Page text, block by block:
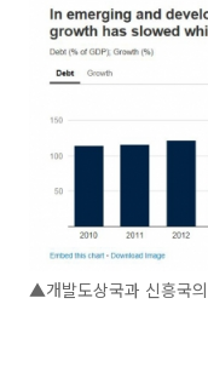
▲개발도상국과 신흥국